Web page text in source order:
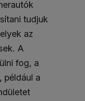
tudjuk
az
A
fog, a
például a